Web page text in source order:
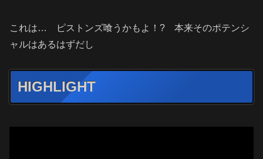
これは… ピストンズ喰うかもよ！? 本来そのポテンシ
ャルはあるはずだし
HIGHLIGHT